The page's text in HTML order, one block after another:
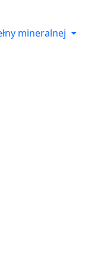
mineralnej